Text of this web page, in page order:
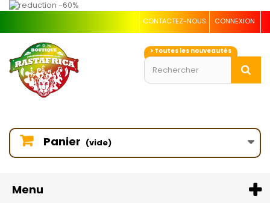
CONNEXION
CONTACTEZ-NOUS
> Toutes les nouveautés
Panier (vide)
Menu